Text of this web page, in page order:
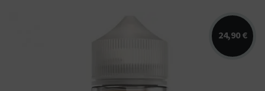
24,90 €